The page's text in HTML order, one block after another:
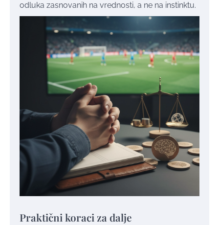
odluka zasnovanih na vrednosti, a ne na instinktu.
Praktični koraci za dalje